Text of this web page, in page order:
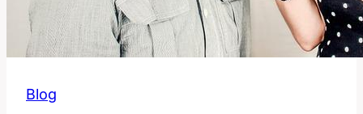
Blog